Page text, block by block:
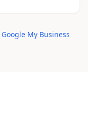
Google My Business